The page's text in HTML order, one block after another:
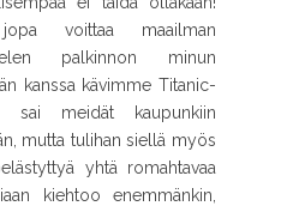
voittaa maailman
palkinnon minun
kanssa kävimme Titanic-
sai meidät kaupunkiin
mutta tulihan siellä myös
yhtä romahtavaa
kiehtoo enemmänkin,